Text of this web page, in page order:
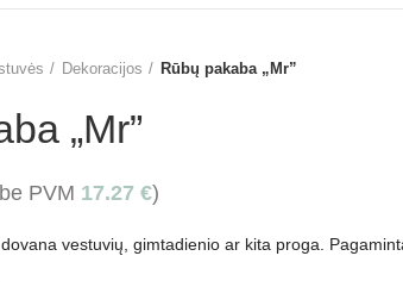
Dekoracijos Rūbų pakaba „Mr”
„Mr”
PVM 17.27 €)
vestuvių, gimtadienio ar kita proga.